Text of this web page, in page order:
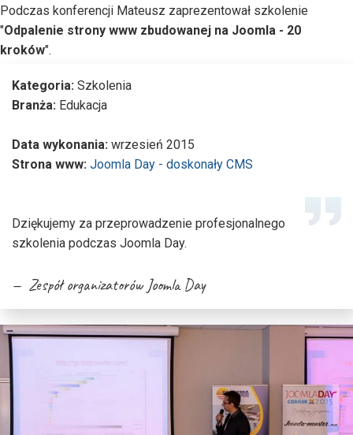
Podczas konferencji Mateusz zaprezentował szkolenie
"Odpalenie strony www zbudowanej na Joomla - 20
kroków".
Kategoria: Szkolenia
Branża: Edukacja
Data wykonania: wrzesień 2015
Strona www: Joomla Day - doskonały CMS
Dziękujemy za przeprowadzenie profesjonalnego
szkolenia podczas Joomla Day.
Zespół organizatorów Joomla Day